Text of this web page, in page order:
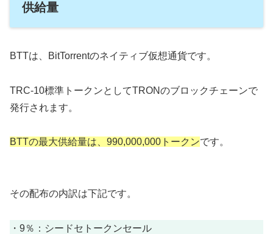
供給量
BTTは、BitTorrentのネイティブ仮想通貨です。
TRC-10標準トークンとしてTRONのブロックチェーンで
発行されます。
BTTの最大供給量は、990,000,000トークンです。
その配布の内訳は下記です。
・9％：シードセトークンセール